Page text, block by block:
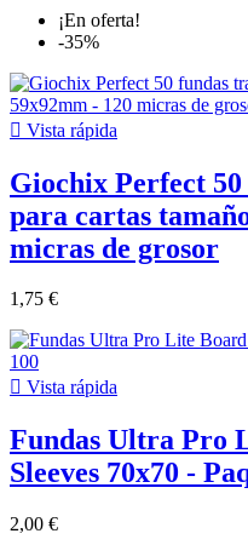
¡En oferta!
-35%
 Vista rápida
Giochix Perfect
para cartas
micras de grosor
1,75 €
 Vista rápida
Fundas Ultra Pro
Sleeves 70x70 -
2,00 €